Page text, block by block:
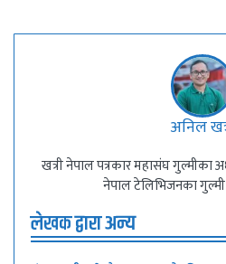
अनिल
खत्री नेपाल पत्रकार महासंघ गुल्मीका
नेपाल टेलिभिजनका गुल्मी
लेखक द्वारा अन्य